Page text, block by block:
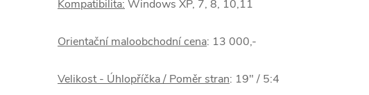
Kompatibilita: Windows XP, 7, 8, 10,11
Orientační maloobchodní cena: 13 000,-
Velikost - Úhlopříčka / Poměr stran: 19" / 5:4